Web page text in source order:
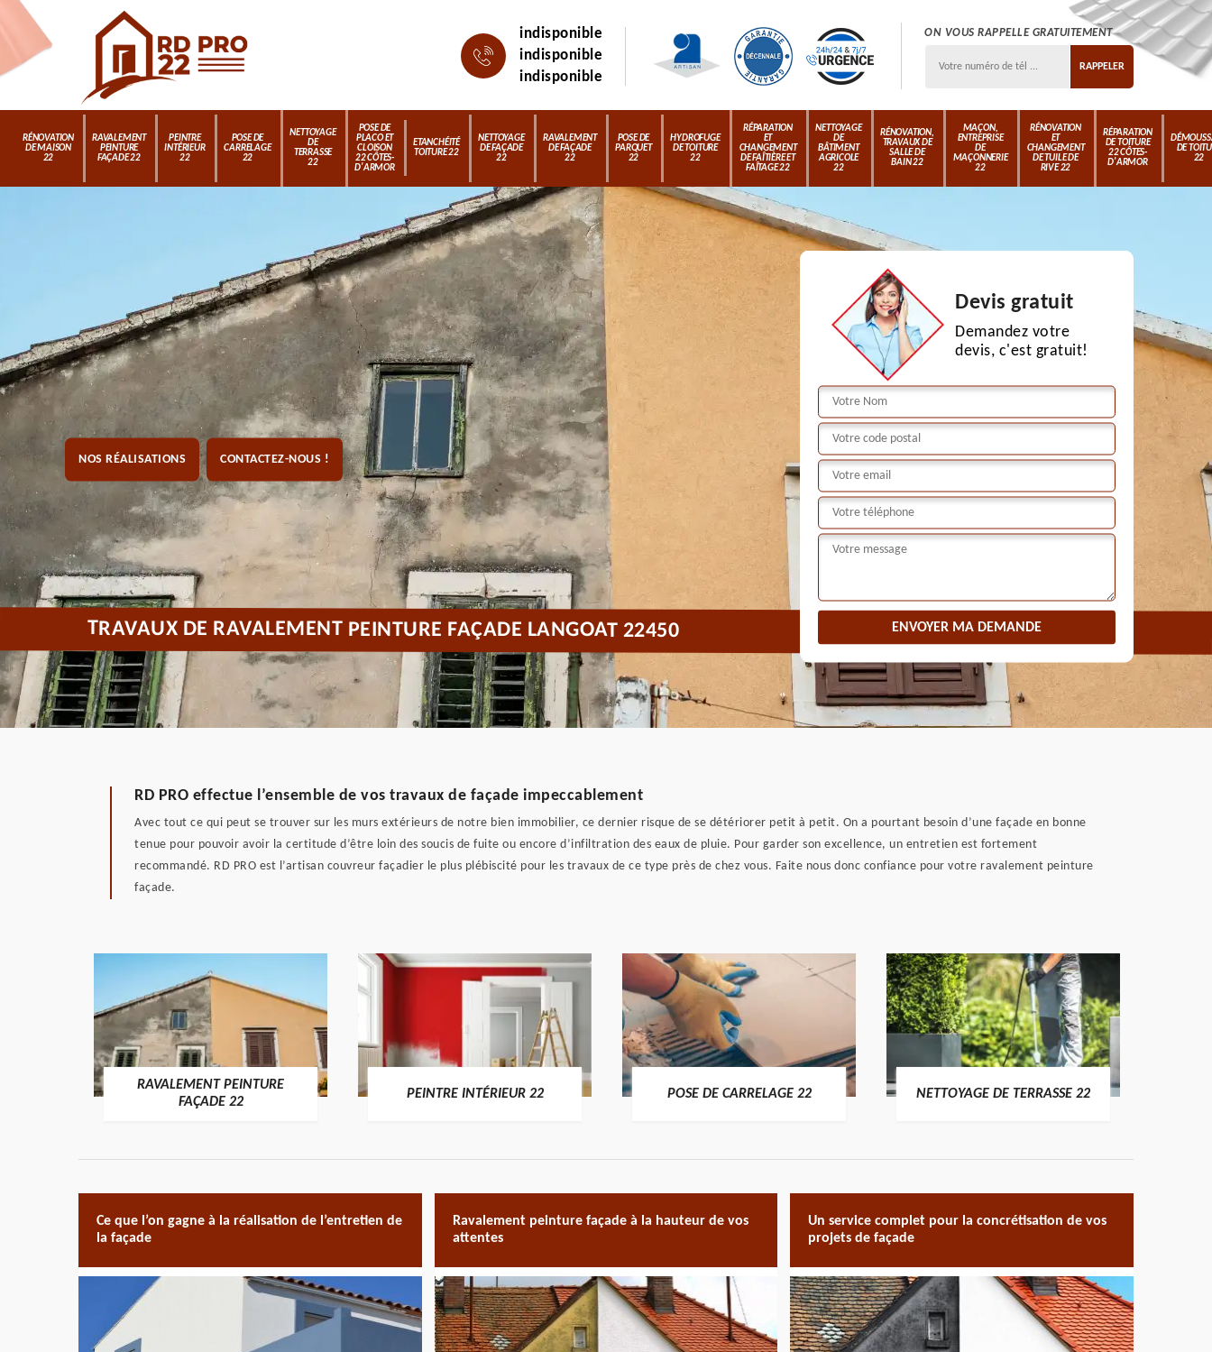
indisponible
indisponible
indisponible
ON VOUS RAPPELLE GRATUITEMENT
RÉNOVATION
DE MAISON
22
RAVALEMENT
PEINTURE
FAÇADE 22
PEINTRE
INTÉRIEUR
22
POSE DE
CARRELAGE
22
NETTOYAGE
DE
TERRASSE
22
POSE DE
PLACO ET
CLOISON
22 CÔTES-
D'ARMOR
ETANCHÉITÉ
TOITURE 22
NETTOYAGE
DE FAÇADE
22
RAVALEMENT
DE FAÇADE
22
POSE DE
PARQUET
22
HYDROFUGE
DE TOITURE
22
RÉPARATION
ET
CHANGEMENT
DE FAÎTIÈRE ET
FAÎTAGE 22
NETTOYAGE
DE
BÂTIMENT
AGRICOLE
22
RÉNOVATION,
TRAVAUX DE
SALLE DE
BAIN 22
MAÇON,
ENTREPRISE
DE
MAÇONNERIE
22
RÉNOVATION
ET
CHANGEMENT
DE TUILE DE
RIVE 22
RÉPARATION
DE TOITURE
22 CÔTES-
D'ARMOR
DE
22
NOS RÉALISATIONS CONTACTEZ-NOUS !
Devis gratuit
Demandez votre
devis, c'est gratuit!
TRAVAUX DE RAVALEMENT PEINTURE FAÇADE LANGOAT 22450
RD PRO effectue l’ensemble de vos travaux de façade impeccablement
Avec tout ce qui peut se trouver sur les murs extérieurs de notre bien immobilier, ce dernier risque de se détériorer petit à petit. On a pourtant besoin d’une façade en bonne
tenue pour pouvoir avoir la certitude d’être loin des soucis de fuite ou encore d’infiltration des eaux de pluie. Pour garder son excellence, un entretien est fortement
recommandé. RD PRO est l’artisan couvreur façadier le plus plébiscité pour les travaux de ce type près de chez vous. Faite nous donc confiance pour votre ravalement peinture
façade.
RAVALEMENT PEINTURE
FAÇADE 22
PEINTRE INTÉRIEUR 22 POSE DE CARRELAGE 22 NETTOYAGE DE TERRASSE 22
Ce que l’on gagne à la réalisation de l’entretien de
la façade
Ravalement peinture façade à la hauteur de vos
attentes
Un service complet pour la concrétisation de vos
projets de façade